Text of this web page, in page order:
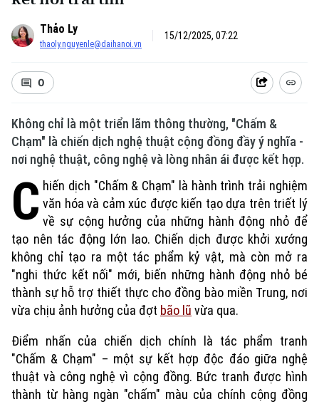
Thảo Ly
thaoly.nguyenle@daihanoi.vn
15/12/2025, 07:22
0
Không chỉ là một triển lãm thông thường, "Chấm &
Chạm" là chiến dịch nghệ thuật cộng đồng đầy ý nghĩa -
nơi nghệ thuật, công nghệ và lòng nhân ái được kết hợp.
C hiến dịch "Chấm & Chạm" là hành trình trải nghiệm
văn hóa và cảm xúc được kiến tạo dựa trên triết lý
về sự cộng hưởng của những hành động nhỏ để
tạo nên tác động lớn lao. Chiến dịch được khởi xướng
không chỉ tạo ra một tác phẩm kỷ vật, mà còn mở ra
"nghi thức kết nối" mới, biến những hành động nhỏ bé
thành sự hỗ trợ thiết thực cho đồng bào miền Trung, nơi
vừa chịu ảnh hưởng của đợt bão lũ vừa qua.
Điểm nhấn của chiến dịch chính là tác phẩm tranh
"Chấm & Chạm" – một sự kết hợp độc đáo giữa nghệ
thuật và công nghệ vì cộng đồng. Bức tranh được hình
thành từ hàng ngàn "chấm" màu của chính cộng đồng